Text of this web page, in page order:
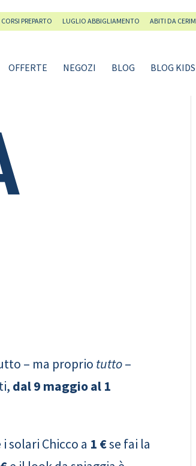
CORSI PREPARTO LUGLIO ABBIGLIAMENTO ABITI DA
OFFERTE NEGOZI BLOG BLOG KIDS
– ma proprio tutto–
dal 9 maggio al 1
i solari Chicco a 1 €se fai la